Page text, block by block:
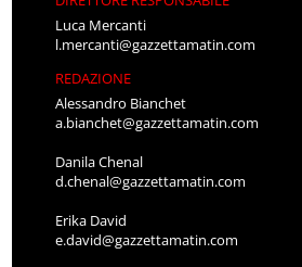
Luca Mercanti
l.mercanti@gazzettamatin.com
REDAZIONE
Alessandro Bianchet
a.bianchet@gazzettamatin.com
Danila Chenal
d.chenal@gazzettamatin.com
Erika David
e.david@gazzettamatin.com